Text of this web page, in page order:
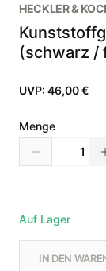
HECKLER &
(schwarz /
UVP: 46,00 €
Menge
Auf Lager
IN DEN